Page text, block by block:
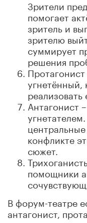
Зрители
помогает
зритель и
зрителю
суммирует
решения
угнетённый,
реализовать
Антагонист
конфликте
сюжет.
помощники
В форум-театре
антагонист,